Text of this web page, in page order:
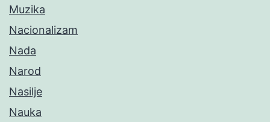
Muzika
Nacionalizam
Nada
Narod
Nasilje
Nauka